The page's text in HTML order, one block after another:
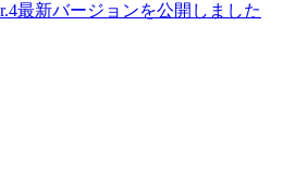
最新バージョンを公開しました